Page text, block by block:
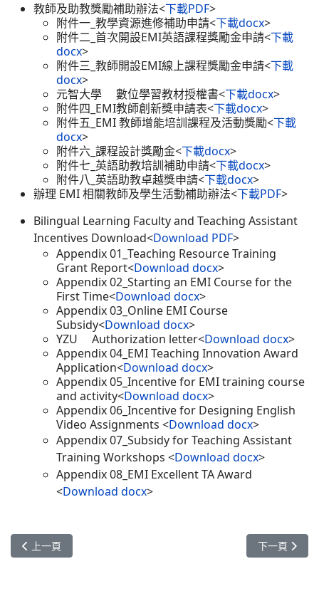
教師及助教獎勵補助辦法<下載PDF>
附件一_教學資源進修補助申請<下載docx>
附件二_首次開設EMI英語課程獎勵金申請<下載
docx>
附件三_教師開設EMI線上課程獎勵金申請<下載
docx>
元智大學 數位學習教材授權書<下載docx>
附件四_EMI教師創新獎申請表<下載docx>
附件五_EMI 教師增能培訓課程及活動獎勵<下載
docx>
附件六_課程設計獎勵金<下載docx>
附件七_英語助教培訓補助申請<下載docx>
附件八_英語助教卓越獎申請<下載docx>
辦理 EMI 相關教師及學生活動補助辦法<下載PDF>
Bilingual Learning Faculty and Teaching Assistant
Incentives Download<Download PDF>
Appendix 01_Teaching Resource Training
Grant Report<Download docx>
Appendix 02_Starting an EMI Course for the
First Time<Download docx>
Appendix 03_Online EMI Course
Subsidy<Download docx>
YZU Authorization letter<Download docx>
Appendix 04_EMI Teaching Innovation Award
Application<Download docx>
Appendix 05_Incentive for EMI training course
and activity<Download docx>
Appendix 06_Incentive for Designing English
Video Assignments <Download docx>
Appendix 07_Subsidy for Teaching Assistant
Training Workshops <Download docx>
Appendix 08_EMI Excellent TA Award
<Download docx>
上一篇文章: FAQ
上一頁 下一篇文章:
下一頁